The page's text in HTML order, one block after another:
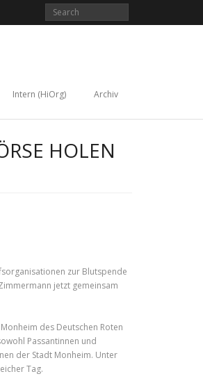
Intern (HiOrg) Archiv
HOLEN
zur Blutspende
jetzt gemeinsam
des Deutschen Roten
Passantinnen und
der Stadt Monheim. Unter
Tag.